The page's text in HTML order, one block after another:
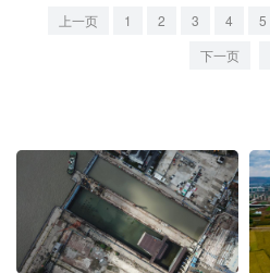
广东 广西
四川 贵州
上一页 1 2 3 4 5
下一页